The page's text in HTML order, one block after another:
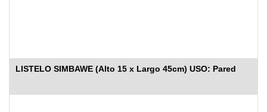
LISTELO SIMBAWE (Alto 15 x Largo 45cm) USO: Pared